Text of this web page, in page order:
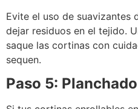
Evite el uso de suavizantes
dejar residuos en el tejido.
saque las cortinas con
sequen.
Paso 5: